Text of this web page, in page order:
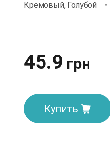
Кремовый, Голубой
•
45.9 грн
Купить